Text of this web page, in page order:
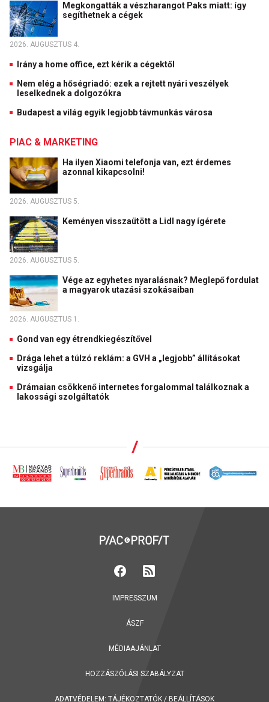
Megkongatták a vészharangot Paks miatt: így
segíthetnek a cégek
2026. AUGUSZTUS 4.
Irány a home office, ezt kérik a cégektől
Nem elég a hőségriadó: ezek a rejtett nyári veszélyek
leselkednek a dolgozókra
Budapest a világ egyik legjobb távmunkás városa
PIAC & MARKETING
Ha ilyen Xiaomi telefonja van, ezt érdemes
azonnal kikapcsolni!
2026. AUGUSZTUS 5.
Keményen visszaütött a Lidl nagy ígérete
2026. AUGUSZTUS 5.
Vége az egyhetes nyaralásnak? Meglepő fordulat
a magyarok utazási szokásaiban
2026. AUGUSZTUS 1.
Gond van egy étrendkiegészítővel
Drága lehet a túlzó reklám: a GVH a „legjobb” állításokat
vizsgálja
Drámaian csökkenő internetes forgalommal találkoznak a
lakossági szolgáltatók
IMPRESSZUM
ÁSZF
MÉDIAAJÁNLAT
HOZZÁSZÓLÁSI SZABÁLYZAT
ADATVÉDELEM: TÁJÉKOZTATÓK / BEÁLLÍTÁSOK